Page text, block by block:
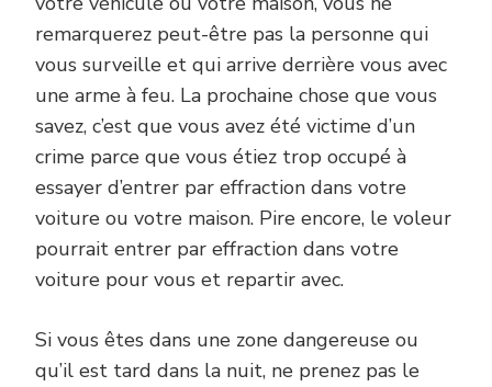
remarquerez peut-être pas la personne qui
vous surveille et qui arrive derrière vous avec
une arme à feu. La prochaine chose que vous
savez, c’est que vous avez été victime d’un
crime parce que vous étiez trop occupé à
essayer d’entrer par effraction dans votre
voiture ou votre maison. Pire encore, le voleur
pourrait entrer par effraction dans votre
voiture pour vous et repartir avec.
Si vous êtes dans une zone dangereuse ou
qu’il est tard dans la nuit, ne prenez pas le